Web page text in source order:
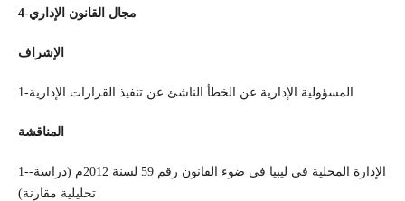
4-مجال القانون الإداري
الإشراف
1-المسؤولية الإدارية عن الخطأ الناشئ عن تنفيذ القرارات الإدارية
المناقشة
1--الإدارة المحلية في ليبيا في ضوء القانون رقم 59 لسنة 2012م (دراسة
تحليلية مقارنة)